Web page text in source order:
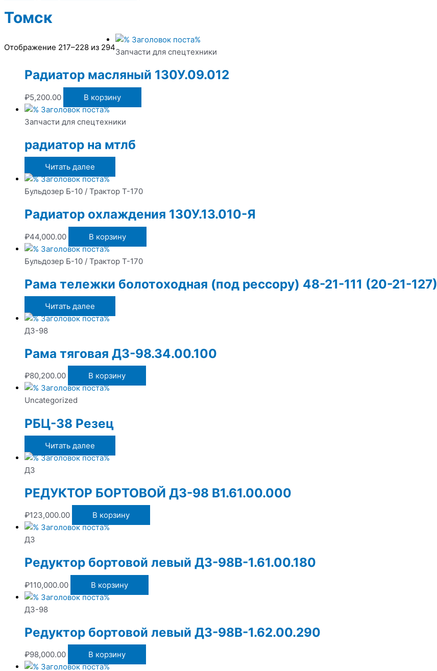
Томск
Отображение 217–228 из 294Запчасти для спецтехники
Радиатор масляный 130У.09.012
₽5,200.00 В корзину
Запчасти для спецтехники
радиатор на мтлб
Читать далее
Бульдозер Б-10 / Трактор Т-170
Радиатор охлаждения 130У.13.010-Я
₽44,000.00 В корзину
Бульдозер Б-10 / Трактор Т-170
Рама тележки болотоходная (под рессору) 48-21-111 (20-21-127)
Читать далее
ДЗ-98
Рама тяговая ДЗ-98.34.00.100
₽80,200.00 В корзину
Uncategorized
РБЦ-38 Резец
Читать далее
ДЗ
РЕДУКТОР БОРТОВОЙ ДЗ-98 В1.61.00.000
₽123,000.00 В корзину
ДЗ
Редуктор бортовой левый ДЗ-98В-1.61.00.180
₽110,000.00 В корзину
ДЗ-98
Редуктор бортовой левый ДЗ-98В-1.62.00.290
₽98,000.00 В корзину